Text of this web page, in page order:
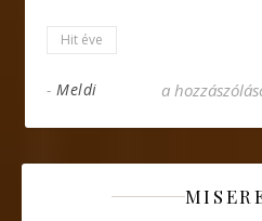
Hit éve
- Meldi Sztrilich
a